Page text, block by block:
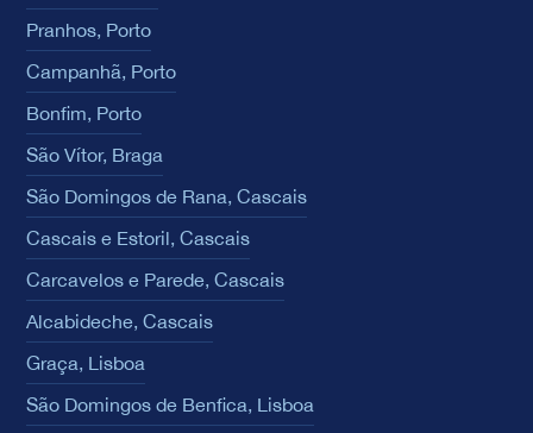
Pranhos, Porto
Campanhã, Porto
Bonfim, Porto
São Vítor, Braga
São Domingos de Rana, Cascais
Cascais e Estoril, Cascais
Carcavelos e Parede, Cascais
Alcabideche, Cascais
Graça, Lisboa
São Domingos de Benfica, Lisboa